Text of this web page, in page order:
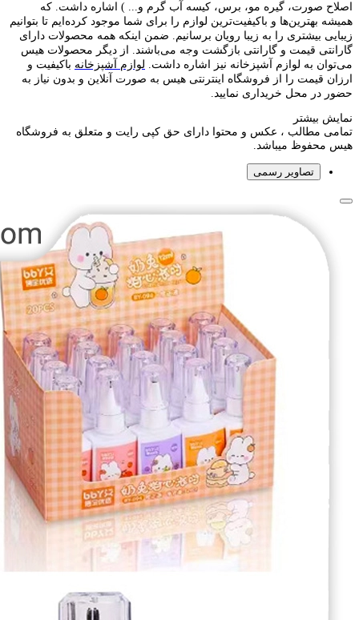
اصلاح صورت، گیره مو، برس، کیسه آب گرم و... ) اشاره داشت. که
همیشه بهترین‌ها و باکیفیت‌ترین لوازم را برای شما موجود کرده‌ایم تا بتوانیم
زیبایی بیشتری را به زیبا رویان برسانیم. ضمن اینکه همه محصولات دارای
گارانتی قیمت و گارانتی بازگشت وجه می‌باشند. از دیگر محصولات هیس
می‌توان به لوازم آشپزخانه نیز اشاره داشت. لوازم آشپزخانه باکیفیت و
ارزان قیمت را از فروشگاه اینترنتی هیس به صورت آنلاین و بدون نیاز به
حضور در محل خریداری نمایید.
نمایش بیشتر
تمامی مطالب ، عکس و محتوا دارای حق کپی رایت و متعلق به فروشگاه
هیس محفوظ میباشد.
تصاویر رسمی